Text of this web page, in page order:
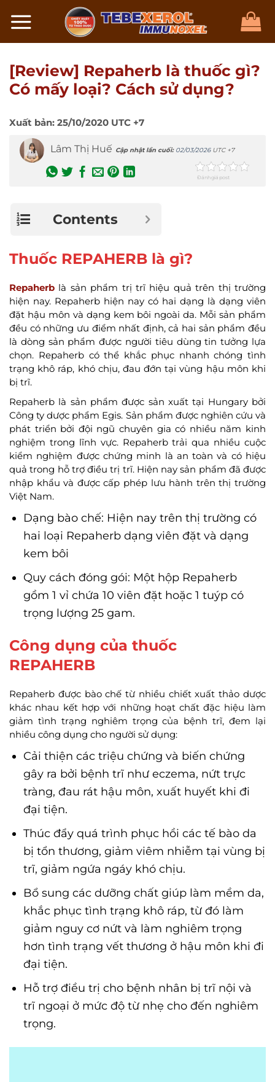
đến
[Review] Repaherb là thuốc gì?
Có mấy loại? Cách sử dụng?
Xuất bản: 25/10/2020 UTC +7
Lâm Thị Huế Cập nhật lần cuối: 02/03/2026UTC +7
Đánh giá post
Contents
Thuốc REPAHERB là gì?
Repaherb là sản phẩm trị trĩ hiệu quả trên thị trường
hiện nay. Repaherb hiện nay có hai dạng là dạng viên
đặt hậu môn và dạng kem bôi ngoài da. Mỗi sản phẩm
đều có những ưu điểm nhất định, cả hai sản phẩm đều
là dòng sản phẩm được người tiêu dùng tin tưởng lựa
chọn. Repaherb có thể khắc phục nhanh chóng tình
trạng khô ráp, khó chịu, đau đớn tại vùng hậu môn khi
bị trĩ.
Repaherb là sản phẩm được sản xuất tại Hungary bởi
Công ty dược phẩm Egis. Sản phẩm được nghiên cứu và
phát triển bởi đội ngũ chuyên gia có nhiều năm kinh
nghiệm trong lĩnh vực. Repaherb trải qua nhiều cuộc
kiểm nghiệm được chứng minh là an toàn và có hiệu
quả trong hỗ trợ điều trị trĩ. Hiện nay sản phẩm đã được
nhập khẩu và được cấp phép lưu hành trên thị trường
Việt Nam.
Dạng bào chế: Hiện nay trên thị trường có
hai loại Repaherb dạng viên đặt và dạng
kem bôi
Quy cách đóng gói: Một hộp Repaherb
gồm 1 vỉ chứa 10 viên đặt hoặc 1 tuýp có
trọng lượng 25 gam.
Công dụng của thuốc
REPAHERB
Repaherb được bào chế từ nhiều chiết xuất thảo dược
khác nhau kết hợp với những hoạt chất đặc hiệu làm
giảm tình trạng nghiêm trọng của bệnh trĩ, đem lại
nhiều công dụng cho người sử dụng:
Cải thiện các triệu chứng và biến chứng
gây ra bởi bệnh trĩ như eczema, nứt trực
tràng, đau rát hậu môn, xuất huyết khi đi
đại tiện.
Thúc đẩy quá trình phục hồi các tế bào da
bị tổn thương, giảm viêm nhiễm tại vùng bị
trĩ, giảm ngứa ngáy khó chịu.
Bổ sung các dưỡng chất giúp làm mềm da,
khắc phục tình trạng khô ráp, từ đó làm
giảm nguy cơ nứt và làm nghiêm trọng
hơn tình trạng vết thương ở hậu môn khi đi
đại tiện.
Hỗ trợ điều trị cho bệnh nhân bị trĩ nội và
trĩ ngoại ở mức độ từ nhẹ cho đến nghiêm
trọng.